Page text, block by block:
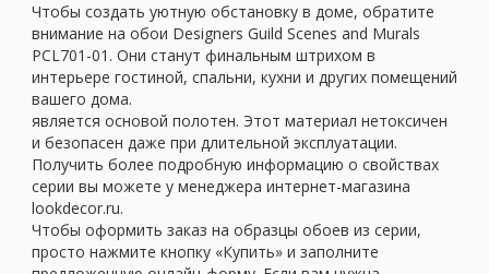
Чтобы создать уютную обстановку в доме, обратите
внимание на обои Designers Guild Scenes and Murals
PCL701-01. Они станут финальным штрихом в
интерьере гостиной, спальни, кухни и других помещений
вашего дома.
является основой полотен. Этот материал нетоксичен
и безопасен даже при длительной эксплуатации.
Получить более подробную информацию о свойствах
серии вы можете у менеджера интернет-магазина
lookdecor.ru.
Чтобы оформить заказ на образцы обоев из серии,
просто нажмите кнопку «Купить» и заполните